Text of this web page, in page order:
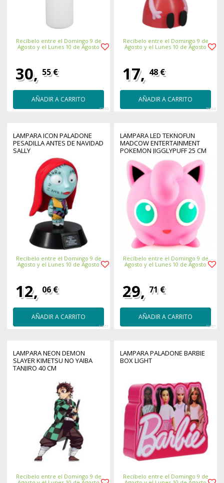
Recíbelo entre el Domingo 9 de
Agosto y el Lunes 10 de Agosto
30, 55 €
AÑADIR A CARRITO
40953
Recíbelo entre el Domingo 9 de
Agosto y el Lunes 10 de Agosto
17, 48 €
AÑADIR A CARRITO
38564
LAMPARA ICON PALADONE
PESADILLA ANTES DE NAVIDAD
SALLY
Recíbelo entre el Domingo 9 de
Agosto y el Lunes 10 de Agosto
12, 06 €
AÑADIR A CARRITO
34651
LAMPARA LED TEKNOFUN
MADCOW ENTERTAINMENT
POKEMON JIGGLYPUFF 25 CM
Recíbelo entre el Domingo 9 de
Agosto y el Lunes 10 de Agosto
29, 71 €
AÑADIR A CARRITO
10787
LAMPARA NEON DEMON
SLAYER KIMETSU NO YAIBA
TANJIRO 40 CM
Recíbelo entre el Domingo 9 de
LAMPARA PALADONE BARBIE
BOX LIGHT
Recíbelo entre el Domingo 9 de